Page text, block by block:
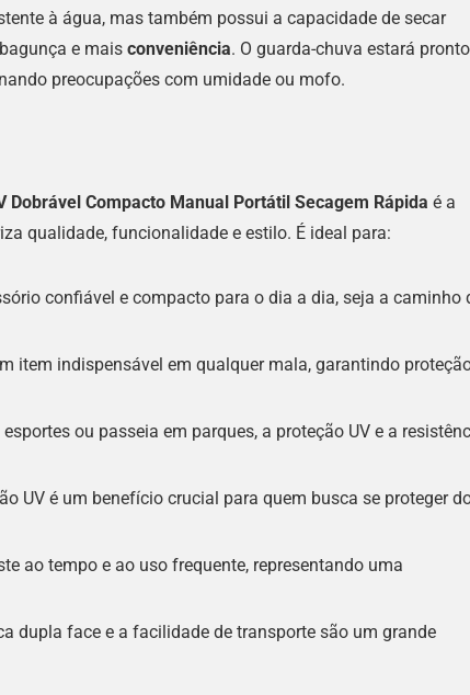
à água, mas também possui a capacidade de secar
e mais conveniência. O guarda-chuva estará pronto
preocupações com umidade ou mofo.
Dobrável Compacto Manual Portátil Secagem Rápida é a
qualidade, funcionalidade e estilo. É ideal para:
confiável e compacto para o dia a dia, seja a caminho
item indispensável em qualquer mala, garantindo
ou passeia em parques, a proteção UV e a
UV é um benefício crucial para quem busca se proteger
ao tempo e ao uso frequente, representando uma
dupla face e a facilidade de transporte são um grande